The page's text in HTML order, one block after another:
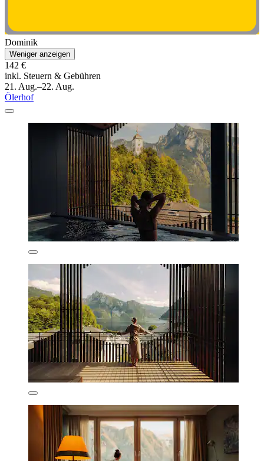
Dominik
Weniger anzeigen
142 €
inkl. Steuern & Gebühren
21. Aug.–22. Aug.
Ölerhof